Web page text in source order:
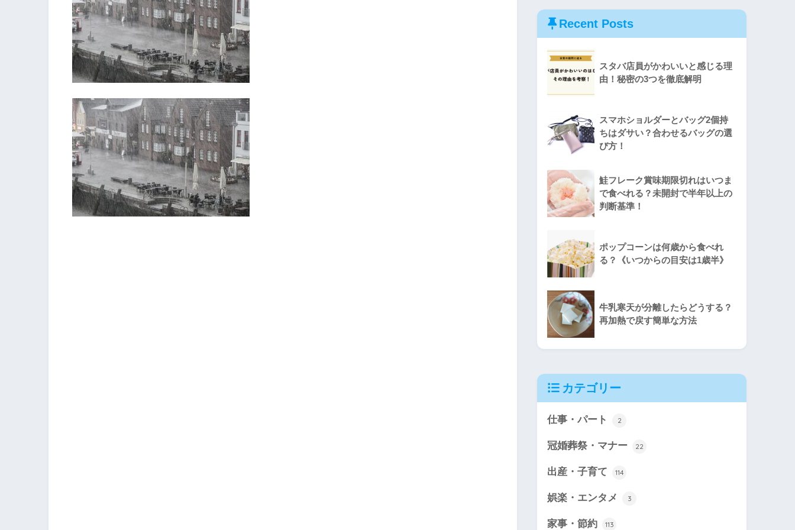
Recent Posts
スタバ店員がかわいいと感じる理
由！秘密の3つを徹底解明
スマホショルダーとバッグ2個持
ちはダサい？合わせるバッグの選
び方！
鮭フレーク賞味期限切れはいつま
で食べれる？未開封で半年以上の
判断基準！
ポップコーンは何歳から食べれ
る？《いつからの目安は1歳半》
牛乳寒天が分離したらどうする？
再加熱で戻す簡単な方法
カテゴリー
仕事・パート 2
冠婚葬祭・マナー 22
出産・子育て 114
娯楽・エンタメ 3
家事・節約 113